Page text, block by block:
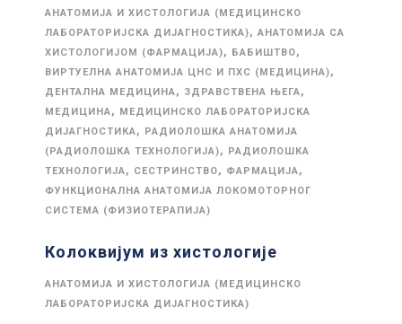
АНАТОМИЈА И ХИСТОЛОГИЈА (МЕДИЦИНСКО
ЛАБОРАТОРИЈСКА ДИЈАГНОСТИКА), АНАТОМИЈА СА
ХИСТОЛОГИЈОМ (ФАРМАЦИЈА), БАБИШТВО,
ВИРТУЕЛНА АНАТОМИЈА ЦНС И ПХС (МЕДИЦИНА),
ДЕНТАЛНА МЕДИЦИНА, ЗДРАВСТВЕНА ЊЕГА,
МЕДИЦИНА, МЕДИЦИНСКО ЛАБОРАТОРИЈСКА
ДИЈАГНОСТИКА, РАДИОЛОШКА АНАТОМИЈА
(РАДИОЛОШКА ТЕХНОЛОГИЈА), РАДИОЛОШКА
ТЕХНОЛОГИЈА, СЕСТРИНСТВО, ФАРМАЦИЈА,
ФУНКЦИОНАЛНА АНАТОМИЈА ЛОКОМОТОРНОГ
СИСТЕМА (ФИЗИОТЕРАПИЈА)
Колоквијум из хистологије
АНАТОМИЈА И ХИСТОЛОГИЈА (МЕДИЦИНСКО
ЛАБОРАТОРИЈСКА ДИЈАГНОСТИКА)